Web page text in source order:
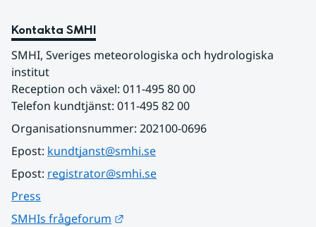
Kontakta SMHI
SMHI, Sveriges meteorologiska och hydrologiska
institut
Reception och växel: 011-495 80 00
Telefon kundtjänst: 011-495 82 00
Organisationsnummer: 202100-0696
Epost: kundtjanst@smhi.se
Epost: registrator@smhi.se
Press
SMHIs frågeforum